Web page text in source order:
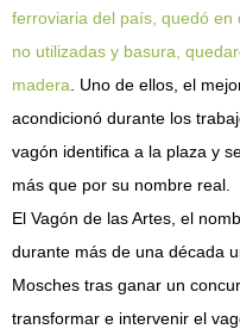
ferroviaria del país, quedó en
no utilizadas y basura,
madera . Uno de ellos, el
acondicionó durante los
vagón identifica a la plaza y
más que por su nombre real.
El Vagón de las Artes, el
durante más de una década
Mosches tras ganar un
transformar e intervenir el